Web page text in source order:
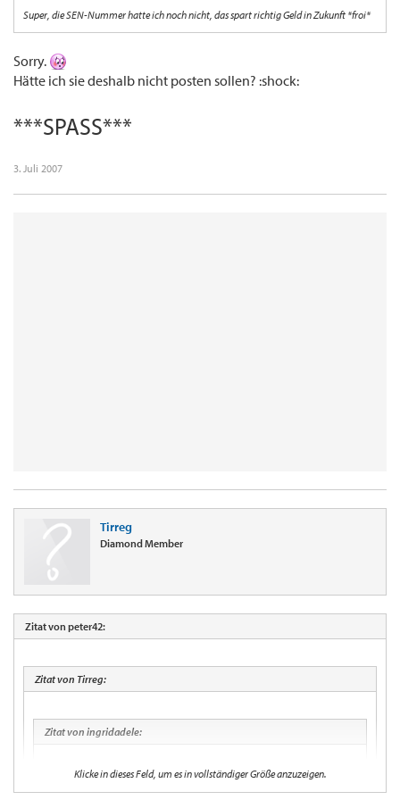
Super, die SEN-Nummer hatte ich noch nicht, das spart richtig Geld in Zukunft *froi*
Sorry.
Hätte ich sie deshalb nicht posten sollen? :shock:
***SPASS***
3. Juli 2007
Tirreg
Diamond Member
Zitat von peter42:
Zitat von Tirreg:
Zitat von ingridadele:
Klicke in dieses Feld, um es in vollständiger Größe anzuzeigen.